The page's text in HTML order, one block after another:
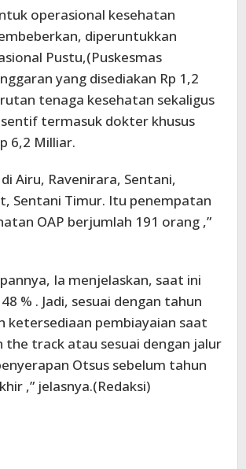
operasional kesehatan
diperuntukkan
Pustu,(Puskesmas
yang disediakan Rp 1,2
tenaga kesehatan sekaligus
termasuk dokter khusus
6,2 Milliar.
Airu, Ravenirara, Sentani,
Sentani Timur. Itu penempatan
OAP berjumlah 191 orang ,”
Ia menjelaskan, saat ini
% . Jadi, sesuai dengan tahun
ketersediaan pembiayaian saat
the track atau sesuai dengan jalur
Otsus sebelum tahun
,” jelasnya.(Redaksi)